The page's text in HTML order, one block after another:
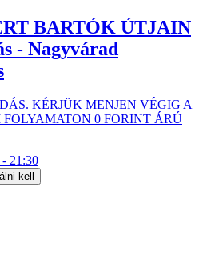
BARTÓK ÚTJAIN
- Nagyvárad
KÉRJÜK MENJEN VÉGIG A
0 FORINT ÁRÚ
- 21:30
kell